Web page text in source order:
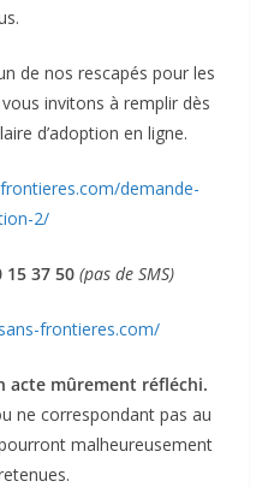
de nos rescapés pour les
invitons à remplir dès
d’adoption en ligne.
demande-
2/
15 37 50 (pas de SMS)
frontieres.com/
acte mûrement réfléchi.
ne correspondant pas au
malheureusement